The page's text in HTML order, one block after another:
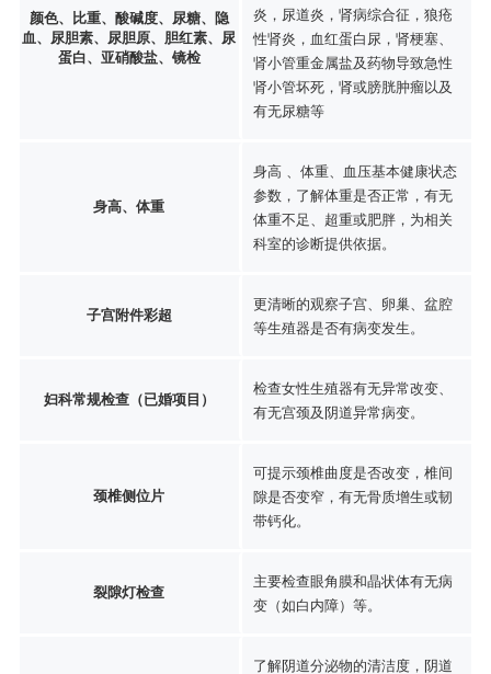
颜色、比重、酸碱度、尿糖、隐
血、尿胆素、尿胆原、胆红素、尿
蛋白、亚硝酸盐、镜检
炎，尿道炎，肾病综合征，狼疮
性肾炎，血红蛋白尿，肾梗塞、
肾小管重金属盐及药物导致急性
肾小管坏死，肾或膀胱肿瘤以及
有无尿糖等
身高、体重
身高 、体重、血压基本健康状态
参数，了解体重是否正常，有无
体重不足、超重或肥胖，为相关
科室的诊断提供依据。
子宫附件彩超
更清晰的观察子宫、卵巢、盆腔
等生殖器是否有病变发生。
妇科常规检查（已婚项目）
检查女性生殖器有无异常改变、
有无宫颈及阴道异常病变。
颈椎侧位片
可提示颈椎曲度是否改变，椎间
隙是否变窄，有无骨质增生或韧
带钙化。
裂隙灯检查
主要检查眼角膜和晶状体有无病
变（如白内障）等。
了解阴道分泌物的清洁度，阴道